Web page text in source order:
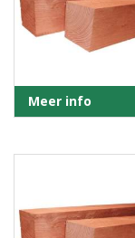
Meer info